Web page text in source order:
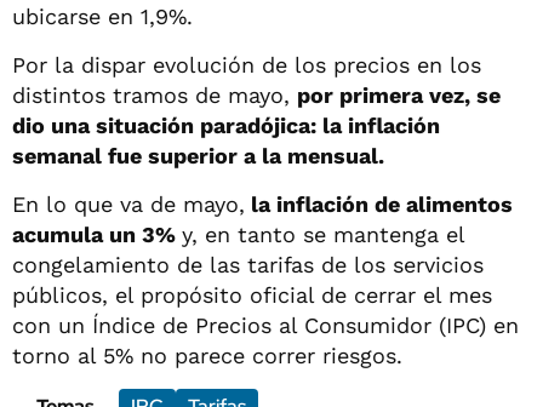
ubicarse en 1,9%.
Por la dispar evolución de los precios en los
distintos tramos de mayo, por primera vez, se
dio una situación paradójica: la inflación
semanal fue superior a la mensual.
En lo que va de mayo, la inflación de alimentos
acumula un 3% y, en tanto se mantenga el
congelamiento de las tarifas de los servicios
públicos, el propósito oficial de cerrar el mes
con un Índice de Precios al Consumidor (IPC) en
torno al 5% no parece correr riesgos.